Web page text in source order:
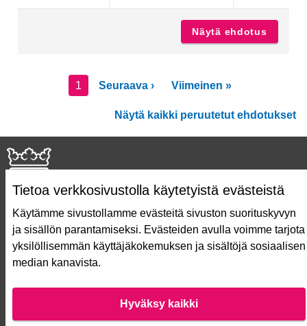
Tietoa verkkosivustolla käytetyistä evästeistä
Käytämme sivustollamme evästeitä sivuston suorituskyvyn
ja sisällön parantamiseksi. Evästeiden avulla voimme tarjota
yksilöllisemmän käyttäjäkokemuksen ja sisältöjä sosiaalisen
median kanavista.
Hyväksy kaikki
Näytä ehdotus
1 Seuraava › Viimeinen »
Näytä kaikki peruutetut ehdotukset
Näin äänestät Asukasbudjetissa
Asukasbudjetin vaiheet
Usein kysytyt kysymykset
Saavutettavuusseloste
Lataa avoimet datatiedostot